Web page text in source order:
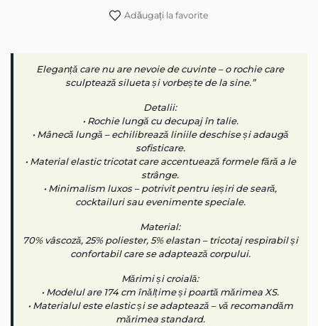
Adăugați la favorite
Eleganță care nu are nevoie de cuvinte – o rochie care
sculptează silueta și vorbește de la sine.”
Detalii:
• Rochie lungă cu decupaj în talie.
• Mânecă lungă – echilibrează liniile deschise și adaugă
sofisticare.
• Material elastic tricotat care accentuează formele fără a le
strânge.
• Minimalism luxos – potrivit pentru ieșiri de seară,
cocktailuri sau evenimente speciale.
Material:
70% vâscoză, 25% poliester, 5% elastan – tricotaj respirabil și
confortabil care se adaptează corpului.
Mărimi și croială:
• Modelul are 174 cm înălțime și poartă mărimea XS.
• Materialul este elastic și se adaptează – vă recomandăm
mărimea standard.